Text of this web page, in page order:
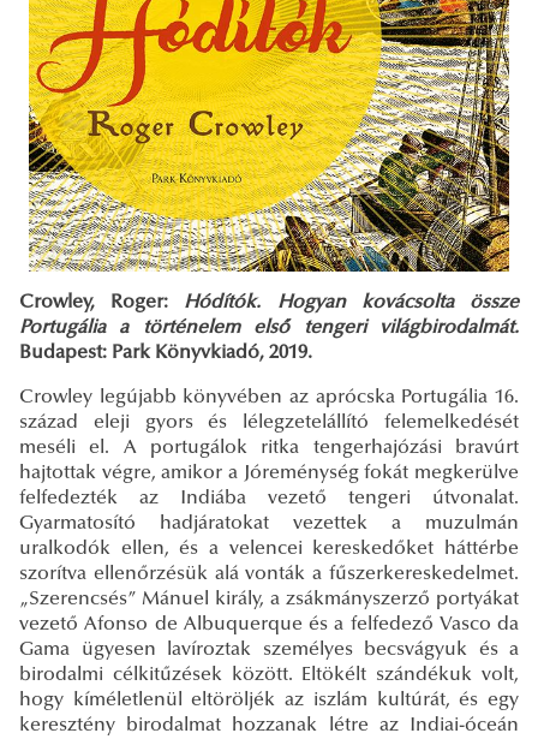
Crowley, Roger: Hódítók. Hogyan kovácsolta össze
Portugália a történelem első tengeri világbirodalmát.
Budapest: Park Könyvkiadó, 2019.
Crowley legújabb könyvében az aprócska Portugália 16.
század eleji gyors és lélegzetelállító felemelkedését
meséli el. A portugálok ritka tengerhajózási bravúrt
hajtottak végre, amikor a Jóreménység fokát megkerülve
felfedezték az Indiába vezető tengeri útvonalat.
Gyarmatosító hadjáratokat vezettek a muzulmán
uralkodók ellen, és a velencei kereskedőket háttérbe
szorítva ellenőrzésük alá vonták a fűszerkereskedelmet.
„Szerencsés” Mánuel király, a zsákmányszerző portyákat
vezető Afonso de Albuquerque és a felfedező Vasco da
Gama ügyesen lavíroztak személyes becsvágyuk és a
birodalmi célkitűzések között. Eltökélt szándékuk volt,
hogy kíméletlenül eltöröljék az iszlám kultúrát, és egy
keresztény birodalmat hozzanak létre az Indiai-óceán